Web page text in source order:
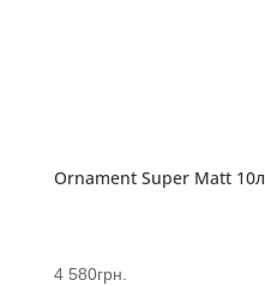
Ornament Super Matt 10л
4 580грн.